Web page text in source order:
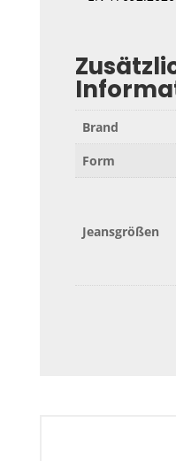
Brand
Form
Jeansgrößen